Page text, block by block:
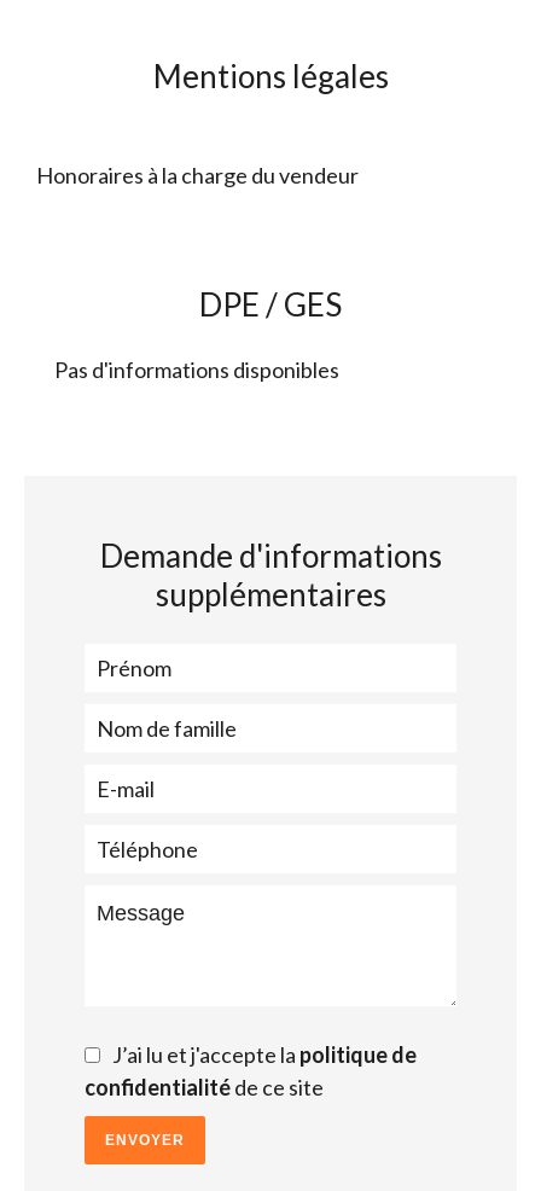
Mentions légales
Honoraires à la charge du vendeur
DPE / GES
Pas d'informations disponibles
Demande d'informations
supplémentaires
J’ai lu et j'accepte la politique de
confidentialitéde ce site
ENVOYER